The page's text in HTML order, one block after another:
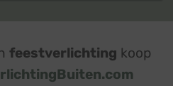
feestverlichting koop